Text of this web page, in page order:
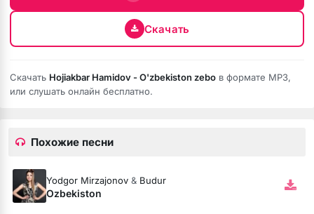
мыслях
Версия)
Скачать
Скачать Hojiakbar Hamidov - O'zbekiston zebo в формате MP3,
или слушать онлайн бесплатно.
Похожие песни
Yodgor Mirzajonov & Budur
Ozbekiston